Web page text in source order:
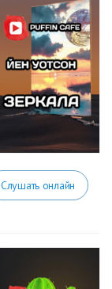
Слушать онлайн